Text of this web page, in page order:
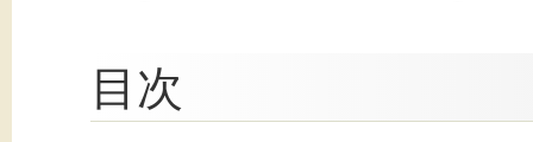
目次